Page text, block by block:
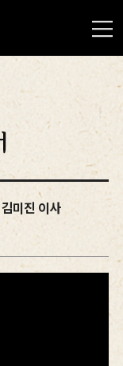
미진 이사